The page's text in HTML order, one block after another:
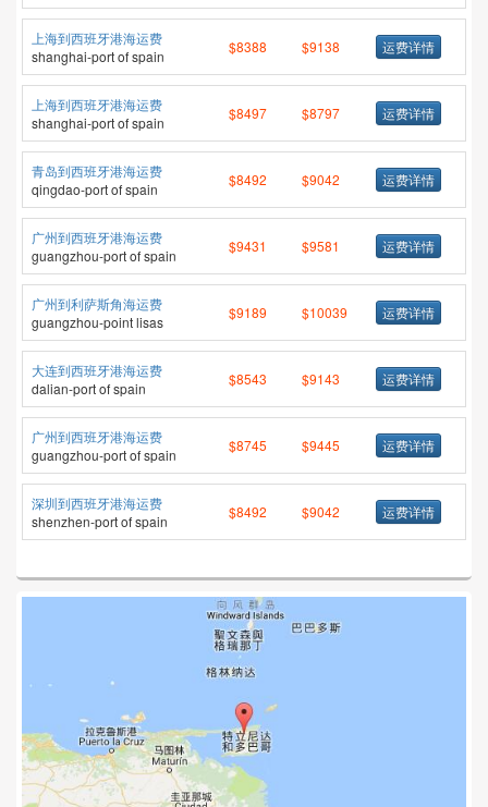
上海到西班牙港海运费
shanghai-port of spain
$8388 $9138 运费详情
上海到西班牙港海运费
shanghai-port of spain
$8497 $8797 运费详情
青岛到西班牙港海运费
qingdao-port of spain
$8492 $9042 运费详情
广州到西班牙港海运费
guangzhou-port of spain
$9431 $9581 运费详情
广州到利萨斯角海运费
guangzhou-point lisas
$9189 $10039 运费详情
大连到西班牙港海运费
dalian-port of spain
$8543 $9143 运费详情
广州到西班牙港海运费
guangzhou-port of spain
$8745 $9445 运费详情
深圳到西班牙港海运费
shenzhen-port of spain
$8492 $9042 运费详情